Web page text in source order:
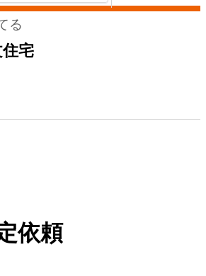
る
宅
依頼